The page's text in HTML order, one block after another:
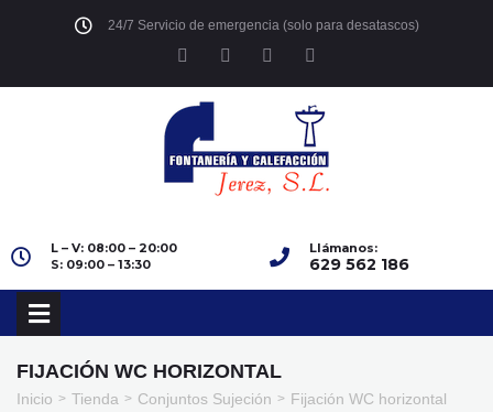
24/7 Servicio de emergencia (solo para desatascos)
L – V: 08:00 – 20:00
S: 09:00 – 13:30
Llámanos:
629 562 186
FIJACIÓN WC HORIZONTAL
Inicio > Tienda > Conjuntos Sujeción > Fijación WC horizontal